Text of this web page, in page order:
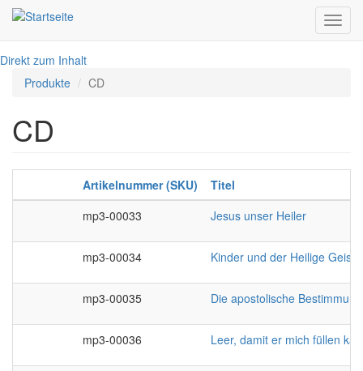
Direkt zum Inhalt
Produkte CD
CD
Artikelnummer (SKU)
Titel
mp3-00033
Jesus unser Heiler
mp3-00034 Kinder und der Heilige Geist
mp3-00035 Die apostolische
mp3-00036 Leer, damit er mich füllen